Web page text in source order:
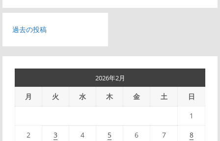
稿
過去の投稿
2026年2月
月 火 水 木 金 土 日
1
2 3 4 5 6 7 8